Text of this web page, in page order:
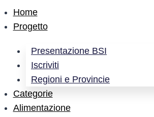
Home
Progetto
Presentazione BSI
Iscriviti
Regioni e Provincie
Categorie
Alimentazione